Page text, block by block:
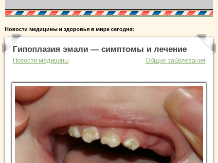
Новости медицины и здоровья в мире сегодня:
Гипоплазия эмали — симптомы и лечение
Новости медицины Общие заболевания